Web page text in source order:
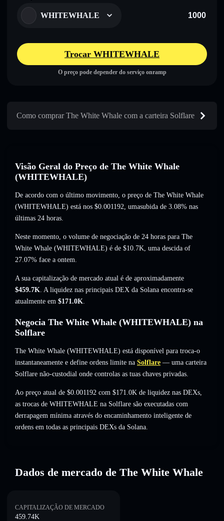
WHITEWHALE
Trocar WHITEWHALE
O preço pode depender do serviço onramp
Como comprar The White Whale com a carteira Solflare
Visão Geral do Preço de The White Whale
(WHITEWHALE)
De acordo com o último movimento, o preço de The White Whale
(WHITEWHALE) está nos $0.001192, umasubida de 3.08% nas
últimas 24 horas.
Neste momento, o volume de negociação de 24 horas para The
White Whale (WHITEWHALE) é de $10.7K, uma descida of
27.07% face a ontem.
A sua capitalização de mercado atual é de aproximadamente
$459.7K. A liquidez nas principais DEX da Solana encontra-se
atualmente em $171.0K.
Negocia The White Whale (WHITEWHALE) na
Solflare
The White Whale (WHITEWHALE) está disponível para troca-o
instantaneamente e define ordens limite na Solflare — uma carteira
Solflare não-custodial onde controlas as tuas chaves privadas.
Ao preço atual de $0.001192 com $171.0K de liquidez nas DEXs,
as trocas de WHITEWHALE na Solflare são executadas com
derrapagem mínima através do encaminhamento inteligente de
ordens em todas as principais DEXs da Solana.
Dados de mercado de The White Whale
CAPITALIZAÇÃO DE MERCADO
459.74K